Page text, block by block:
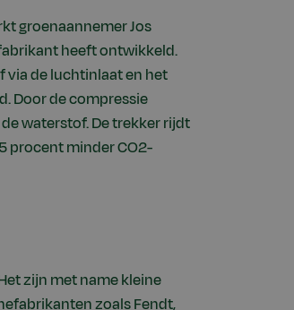
groenaannemer Jos
heeft ontwikkeld.
via de luchtinlaat en het
Door de compressie
waterstof. De trekker rijdt
procent minder CO2-
zijn met name kleine
zoals Fendt,